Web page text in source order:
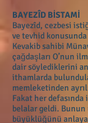
BAYEZÎD BİSTAMİ
Bayezîd, cezbesi
ve tevhid
Kevakib sahibi
çağdaşları O’nun
dair söylediklerini
ithamlarda
memleketinden
Fakat her
belalar geldi.
büyüklüğünü